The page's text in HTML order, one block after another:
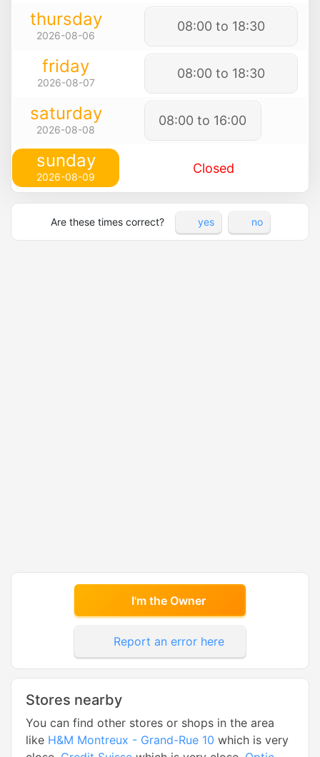
thursday
2026-08-06
08:00 to 18:30
friday
2026-08-07
08:00 to 18:30
saturday
2026-08-08
08:00 to 16:00
sunday
2026-08-09
Closed
Are these times correct? yes no
I'm the Owner
Report an error here
Stores nearby
You can find other stores or shops in the area
like H&M Montreux - Grand-Rue 10 which is very